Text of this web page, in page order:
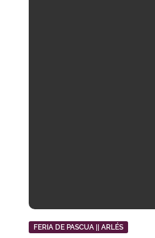
FERIA DE PASCUA || ARLÉS